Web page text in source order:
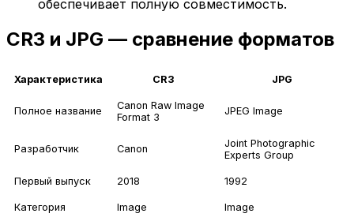
обеспечивает полную совместимость.
CR3 и JPG — сравнение форматов
Характеристика CR3 JPG
Полное название
Canon Raw Image
Format 3
JPEG Image
Разработчик Canon
Joint Photographic
Experts Group
Первый выпуск 2018 1992
Категория Image Image